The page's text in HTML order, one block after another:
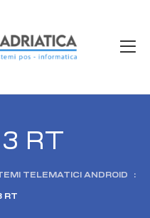
RT
TELEMATICI ANDROID :
RT